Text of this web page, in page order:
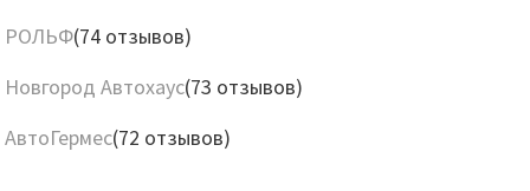
РОЛЬФ(74 отзывов)
Новгород Автохаус(73 отзывов)
АвтоГермес(72 отзывов)